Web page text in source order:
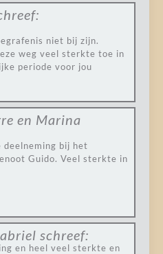
niet bij zijn.
weg veel sterkte toe in
periode voor jou
en Marina
deelneming bij het
Guido. Veel sterkte in
schreef:
en heel veel sterkte en